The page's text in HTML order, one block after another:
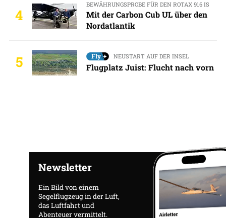
4
BEWÄHRUNGSPROBE FÜR DEN ROTAX 916 IS
Mit der Carbon Cub UL über den
Nordatlantik
5 NEUSTART AUF DER INSEL
Flugplatz Juist: Flucht nach vorn
Newsletter
Ein Bild von einem
Segelflugzeug in der Luft,
das Luftfahrt und
Abenteuer vermittelt.